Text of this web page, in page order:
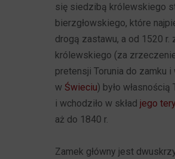
się siedzibą królewskiego
bierzgłowskiego, które
drogą zastawu, a od 1520 r.
królewskiego (za
pretensji Torunia do zamku i
w Świeciu) było własnością
i wchodziło w skład jego
aż do 1840 r.
Zamek główny jest